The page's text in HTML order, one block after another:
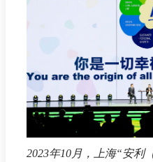
2023年10月，上海“安利